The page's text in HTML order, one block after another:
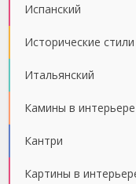
Испанский
Исторические стили
Итальянский
Камины в интерьере
Кантри
Картины в